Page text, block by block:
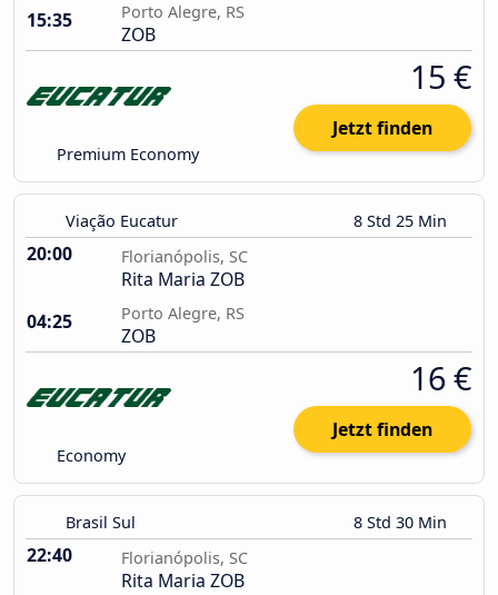
15:35
Porto Alegre, RS
ZOB
Premium Economy
15 €
Jetzt finden
Viação Eucatur 8 Std 25 Min
20:00 Florianópolis, SC
Rita Maria ZOB
04:25
Porto Alegre, RS
ZOB
Economy
16 €
Jetzt finden
Brasil Sul 8 Std 30 Min
22:40 Florianópolis, SC
Rita Maria ZOB